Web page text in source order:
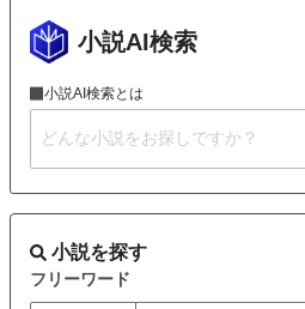
小説AI検索
小説AI検索とは
小説を探す
フリーワード